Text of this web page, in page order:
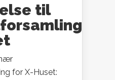
til
for X-Huset: